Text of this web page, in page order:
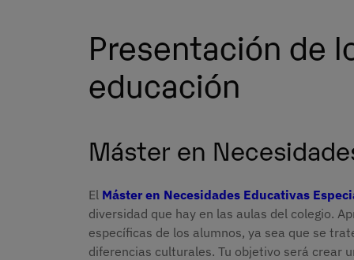
Presentación de
educación
Máster en
El Máster en Necesidades Educativas
diversidad que hay en las aulas del colegio.
específicas de los alumnos, ya sea que se
diferencias culturales. Tu objetivo será crear